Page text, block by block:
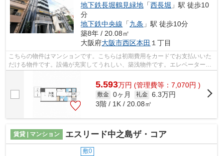
地下鉄長堀鶴見緑地 「西長堀 」駅 徒歩10
分
地下鉄中央線 「九条 」駅 徒歩10分
築8年 / 20.08㎡
大阪府大阪市西区本田 １丁目
こちらの物件はマンションです。こちらは初期費用をカードでお支払いいた
だける物件です。設備が充実してうれしい、築浅物件です。エレベーターが
ある物件です。大阪市西区エリアにあ...
5.593万円 (管理費等：7,070円 )
敷金 0ヶ月 礼金 6.3万円
3階 / 1K / 20.08㎡
賃貸 | マンション エスリード中之島ザ・コア
敷0